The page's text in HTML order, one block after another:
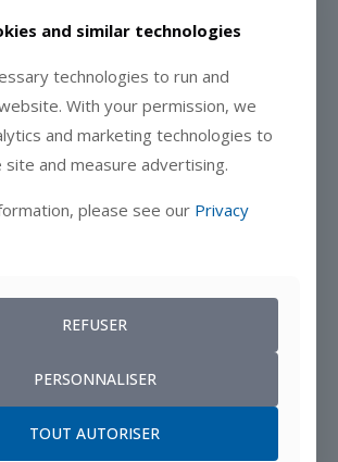
garantissez une couverture complète de
magasins, tout en maximisant votre portée et
and similar technologies
technologies to run and
With your permission, we
and marketing technologies to
and measure advertising.
please see our Privacy
REFUSER
PERSONNALISER
TOUT AUTORISER